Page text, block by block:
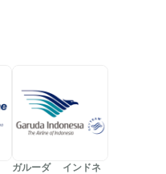
ガルーダ インドネ